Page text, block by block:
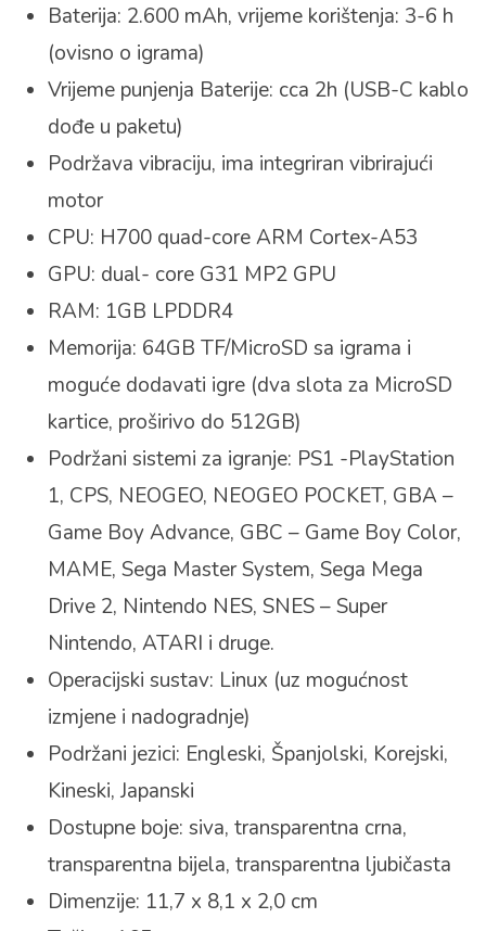
Baterija: 2.600 mAh, vrijeme korištenja: 3-6 h
(ovisno o igrama)
Vrijeme punjenja Baterije: cca 2h (USB-C kablo
dođe u paketu)
Podržava vibraciju, ima integriran vibrirajući
motor
CPU: H700 quad-core ARM Cortex-A53
GPU: dual- core G31 MP2 GPU
RAM: 1GB LPDDR4
Memorija: 64GB TF/MicroSD sa igrama i
moguće dodavati igre (dva slota za MicroSD
kartice, proširivo do 512GB)
Podržani sistemi za igranje: PS1 -PlayStation
1, CPS, NEOGEO, NEOGEO POCKET, GBA –
Game Boy Advance, GBC – Game Boy Color,
MAME, Sega Master System, Sega Mega
Drive 2, Nintendo NES, SNES – Super
Nintendo, ATARI i druge.
Operacijski sustav: Linux (uz mogućnost
izmjene i nadogradnje)
Podržani jezici: Engleski, Španjolski, Korejski,
Kineski, Japanski
Dostupne boje: siva, transparentna crna,
transparentna bijela, transparentna ljubičasta
Dimenzije: 11,7 x 8,1 x 2,0 cm